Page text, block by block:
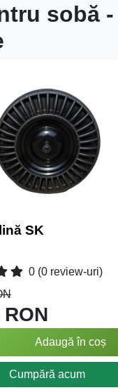
sobă
SK
0 (0 review-uri)
Adaugă în coș
Cumpără acum